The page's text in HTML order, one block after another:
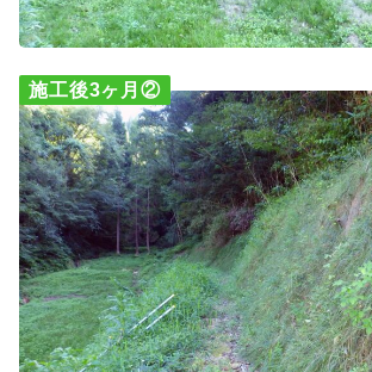
施工後3ヶ月②